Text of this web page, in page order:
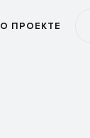
О ПРОЕКТЕ